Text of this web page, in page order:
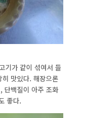
기가 같이 섞여서 들
맛있다. 해장으론
단백질이 아주 조화
좋다.